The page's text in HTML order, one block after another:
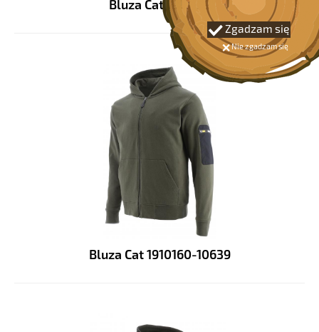
Zgadzam się
Nie zgadzam się
Bluza Cat 1910159
Bluza Cat 1910160-10639